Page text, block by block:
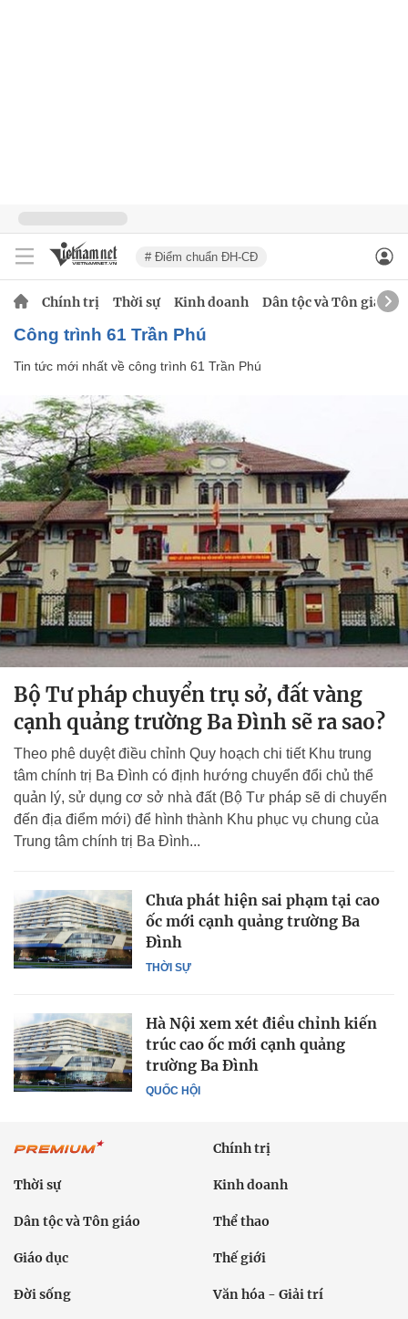
# Điểm chuẩn ĐH-CĐ
Chính trị Thời sự Kinh doanh Dân tộc và Tôn giáo
công trình 61 Trần Phú
Tin tức mới nhất về công trình 61 Trần Phú
Bộ Tư pháp chuyển trụ sở, đất vàng
cạnh quảng trường Ba Đình sẽ ra sao?
Theo phê duyệt điều chỉnh Quy hoạch chi tiết Khu trung
tâm chính trị Ba Đình có định hướng chuyển đổi chủ thể
quản lý, sử dụng cơ sở nhà đất (Bộ Tư pháp sẽ di chuyển
đến địa điểm mới) để hình thành Khu phục vụ chung của
Trung tâm chính trị Ba Đình...
THỜI SỰ
Chưa phát hiện sai phạm tại cao
ốc mới cạnh quảng trường Ba
Đình
QUỐC HỘI
Hà Nội xem xét điều chỉnh kiến
trúc cao ốc mới cạnh quảng
trường Ba Đình
Chính trị
Thời sự Kinh doanh
Dân tộc và Tôn giáo Thể thao
Giáo dục Thế giới
Đời sống Văn hóa - Giải trí